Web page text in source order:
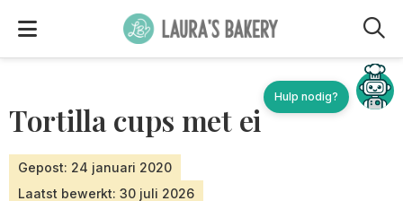
Tortilla cups met ei
Gepost: 24 januari 2020
Laatst bewerkt: 30 juli 2026